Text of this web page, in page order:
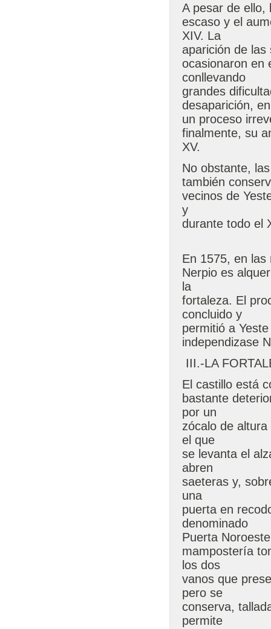
A pesar de ello,
escaso y el
XIV. La
aparición de las
ocasionaron en
conllevando
grandes
desaparición, en
un proceso
finalmente, su
XV.
No obstante,
también
vecinos de
y
durante todo el
En 1575, en
Nerpio es
la
fortaleza. El
concluido y
permitió a
independizase
III.-LA
El castillo está
bastante
por un
zócalo de
el que
se levanta el
abren
saeteras y,
una
puerta en
denominado
Puerta
mampostería
los dos
vanos que
pero se
conserva,
permite